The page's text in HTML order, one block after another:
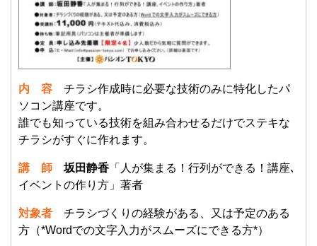
内 容 チラシ作成時に必要な技術のみに特化したパ
ソコン講座です。
誰でも知っている技術を組み合わせるだけでステキな
チラシがすぐに作れます。
講 師 坂田静香 「人が集まる！行列ができる！講座､
イベントの作り方」著者
対象者 チラシづくりの経験がある、又は予定のある
方（*Wordでの文字入力がスムーズにできる方*）